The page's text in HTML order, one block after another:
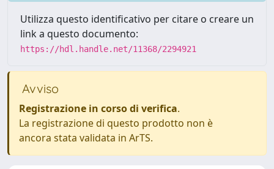
Utilizza questo identificativo per citare o creare un
link a questo documento:
https://hdl.handle.net/11368/2294921
Avviso
Registrazione in corso di verifica.
La registrazione di questo prodotto non è
ancora stata validata in ArTS.